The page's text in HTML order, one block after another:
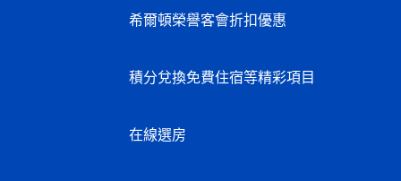
希爾頓榮譽客會折扣優惠
積分兌換免費住宿等精彩項目
在線選房